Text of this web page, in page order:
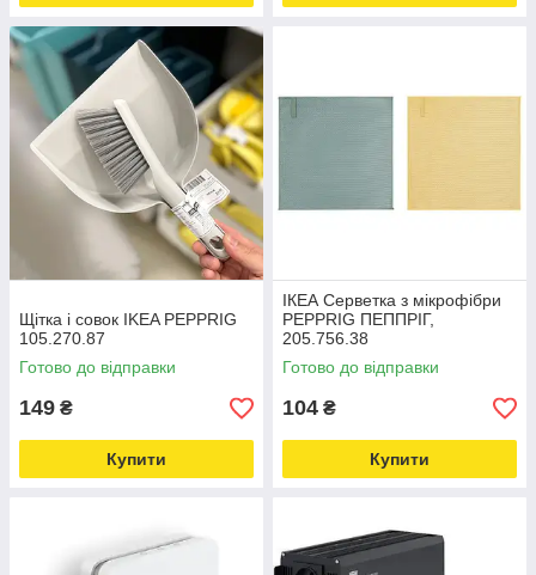
Щітка і совок IKEA PEPPRIG
105.270.87
Готово до відправки
149 ₴
Купити
ІКЕА Серветка з мікрофібри
PEPPRIG ПЕППРІГ,
205.756.38
Готово до відправки
104 ₴
Купити